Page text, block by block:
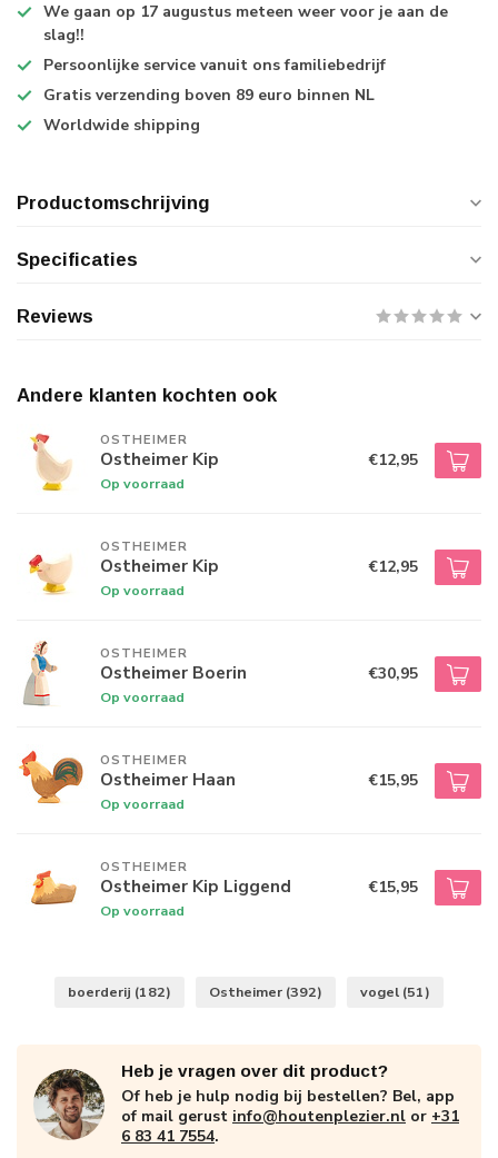
We gaan op 17 augustus meteen weer voor je aan de
slag!!
Persoonlijke service vanuit ons familiebedrijf
Gratis verzending boven 89 euro binnen NL
Worldwide shipping
Productomschrijving
Specificaties
Reviews
Andere klanten kochten ook
OSTHEIMER
Ostheimer Kip
Op voorraad
€12,95
OSTHEIMER
Ostheimer Kip
Op voorraad
€12,95
OSTHEIMER
Ostheimer Boerin
Op voorraad
€30,95
OSTHEIMER
Ostheimer Haan
Op voorraad
€15,95
OSTHEIMER
Ostheimer Kip Liggend
Op voorraad
€15,95
boerderij (182) Ostheimer (392) vogel (51)
Heb je vragen over dit product?
Of heb je hulp nodig bij bestellen? Bel, app
of mail gerust info@houtenplezier.nl or +31
6 83 41 7554.